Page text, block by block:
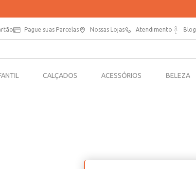
Pague suas Parcelas Nossas Lojas Atendimento Blog
CALÇADOS ACESSÓRIOS BELEZA